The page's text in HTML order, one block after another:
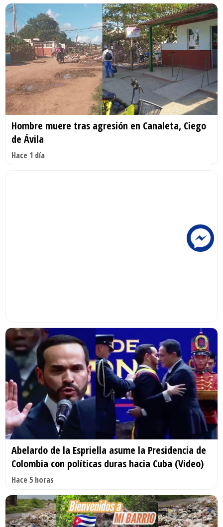
Hombre muere tras agresión en Canaleta, Ciego
de Ávila
Hace 1 día
Abelardo de la Espriella asume la Presidencia de
Colombia con políticas duras hacia Cuba (Video)
Hace 5 horas